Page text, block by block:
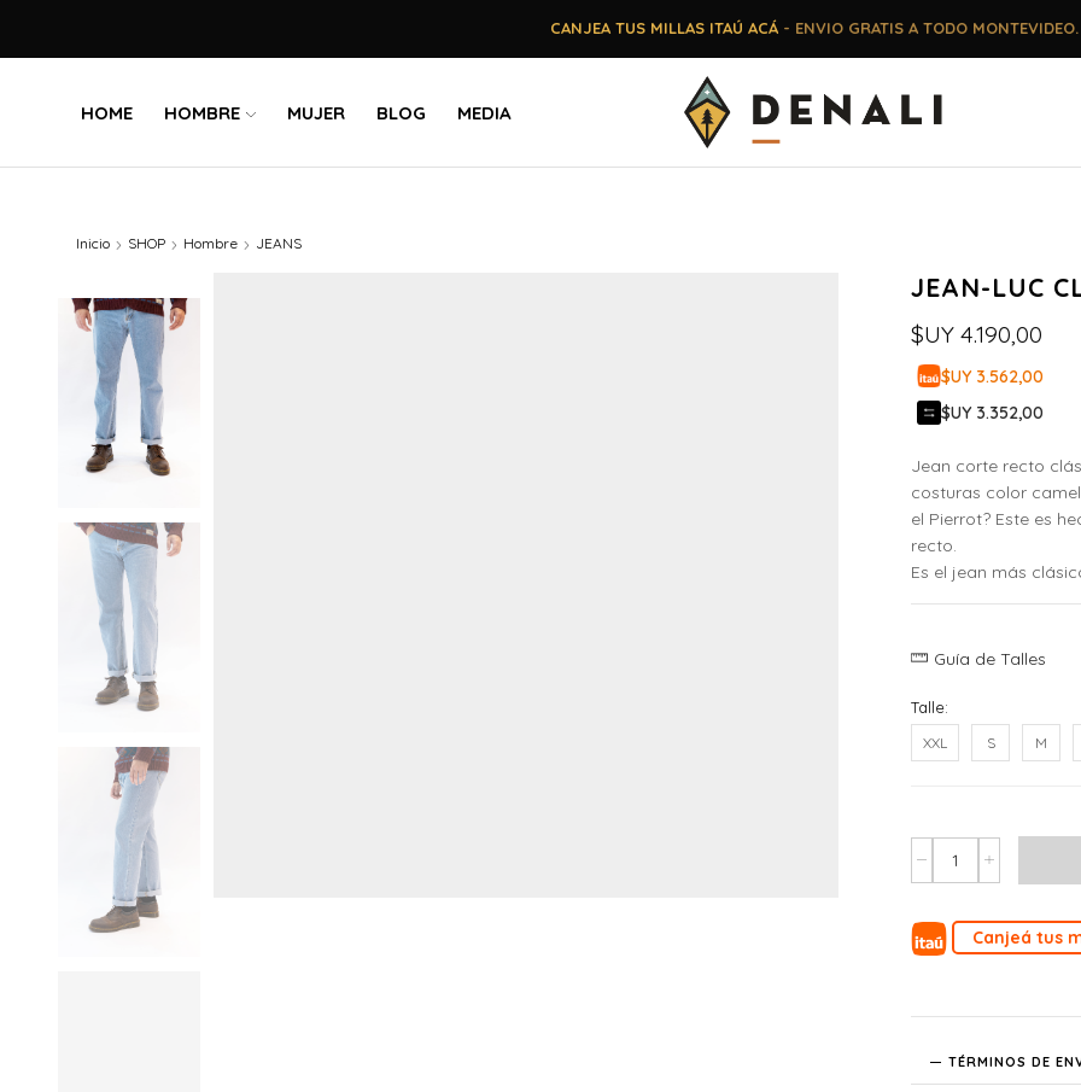
CANJEA TUS MILLAS ITAÚ ACÁ- ENVIO GRATIS A TODO MONTEVIDEO.
HOME HOMBRE MUJER BLOG MEDIA
Inicio SHOP Hombre JEANS
JEAN-LUC
$UY 4.190,00
$UY 3.562,00
$UY 3.352,00
Jean corte recto
costuras color
el Pierrot? Este es
recto.
Es el jean más
Guía de Talles
Talle:
XXL S M
Canjeá tus
TÉRMINOS DE